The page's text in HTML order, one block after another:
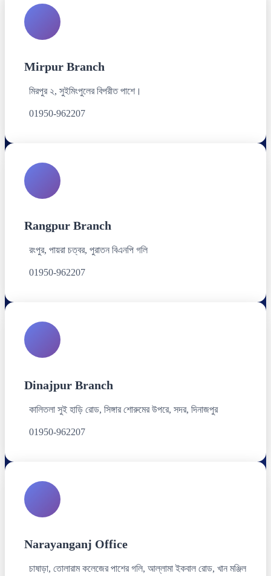
Mirpur Branch
মিরপুর ২, সুইমিংপুলের বিপরীত পাশে।
01950-962207
Rangpur Branch
রংপুর, পায়রা চত্বর, পুরাতন বিএনপি গলি
01950-962207
Dinajpur Branch
কালিতলা সুই হাড়ি রোড, সিঙ্গার শোরুমের উপরে, সদর, দিনাজপুর
01950-962207
Narayanganj Office
চাষাড়া, তোলারাম কলেজের পাশের গলি, আল্লামা ইকবাল রোড, খান মঞ্জিল